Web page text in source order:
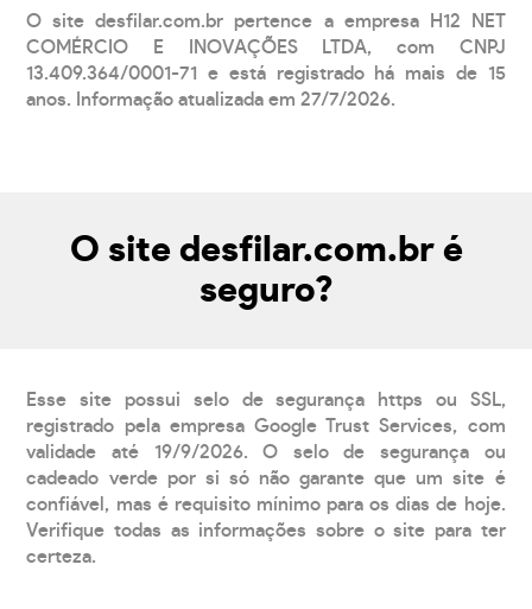
O site desfilar.com.br pertence a empresa H12 NET
COMÉRCIO E INOVAÇÕES LTDA, com CNPJ
13.409.364/0001-71 e está registrado há mais de 15
anos. Informação atualizada em 27/7/2026.
O site desfilar.com.br é
seguro?
Esse site possui selo de segurança https ou SSL,
registrado pela empresa Google Trust Services, com
validade até 19/9/2026. O selo de segurança ou
cadeado verde por si só não garante que um site é
confiável, mas é requisito mínimo para os dias de hoje.
Verifique todas as informações sobre o site para ter
certeza.